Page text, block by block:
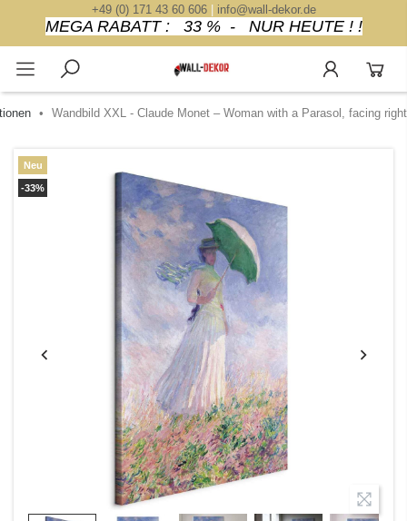
+49 (0) 171 43 60 606| info@wall-dekor.de
MEGA RABATT : 33 % - NUR HEUTE ! !
Wandbild XXL - Claude Monet – Woman with a Parasol, facing right
-33%
Neu